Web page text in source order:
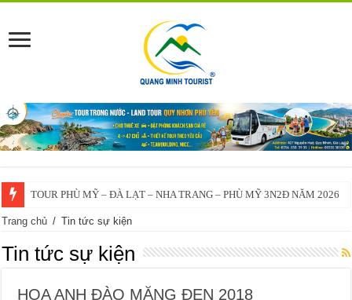
TOUR PHÙ MỸ – ĐÀ LẠT – NHA TRANG – PHÙ MỸ 3N2Đ NĂM 2026
Trang chủ / Tin tức sự kiện
Tin tức sự kiện
HOA ANH ĐÀO MĂNG ĐEN 2018